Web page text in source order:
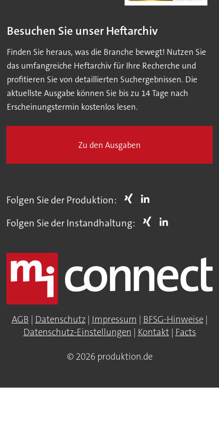
Besuchen Sie unser Heftarchiv
Finden Sie heraus, was die Branche bewegt! Nutzen Sie
das umfangreiche Heftarchiv für Ihre Recherche und
profitieren Sie von detaillierten Suchergebnissen. Die
aktuellste Ausgabe können Sie bis zu 14 Tage nach
Erscheinungstermin kostenlos lesen.
Zu den Ausgaben
Folgen Sie der Produktion:
Folgen Sie der Instandhaltung:
AGB | Datenschutz| Impressum | BFSG-Hinweise|
Datenschutz-Einstellungen | Kontakt| Facts
© 2026 produktion.de